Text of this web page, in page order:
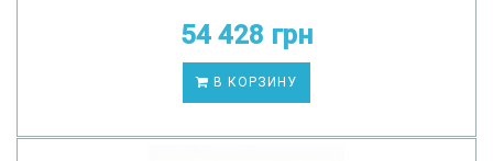
54 428 грн
В КОРЗИНУ